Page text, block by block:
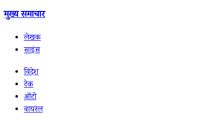
मुख्य समाचार
लेखक
साइंस
विदेश
टेक
ऑटो
वायरल